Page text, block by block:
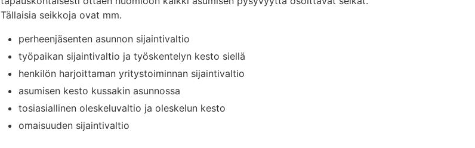
Tällaisia seikkoja ovat mm.
perheenjäsenten asunnon sijaintivaltio
työpaikan sijaintivaltio ja työskentelyn kesto siellä
henkilön harjoittaman yritystoiminnan sijaintivaltio
asumisen kesto kussakin asunnossa
tosiasiallinen oleskeluvaltio ja oleskelun kesto
omaisuuden sijaintivaltio